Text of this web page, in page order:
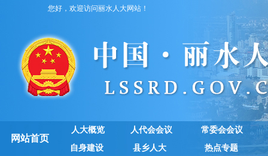
您好，欢迎访问丽水人大网站！
网站首页
人大概览 人代会会议
常委会会议
自身建设
县乡人大 热点专题